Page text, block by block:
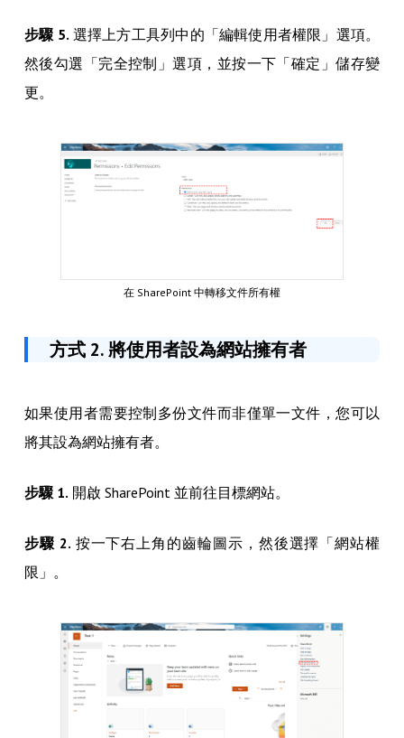
步驟 5. 選擇上方工具列中的「編輯使用者權限」選項。
然後勾選「完全控制」選項，並按一下「確定」儲存變
更。
在 SharePoint 中轉移文件所有權
方式 2. 將使用者設為網站擁有者
如果使用者需要控制多份文件而非僅單一文件，您可以
將其設為網站擁有者。
步驟 1. 開啟 SharePoint 並前往目標網站。
步驟 2. 按一下右上角的齒輪圖示，然後選擇「網站權
限」。